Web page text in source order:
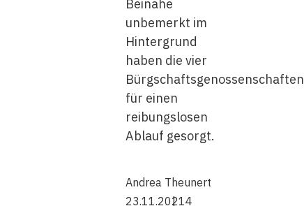
Beinahe
unbemerkt im
Hintergrund
haben die vier
Bürgschaftsgenossenschaften
für einen
reibungslosen
Ablauf gesorgt.
Andrea Theunert
23.11.20214